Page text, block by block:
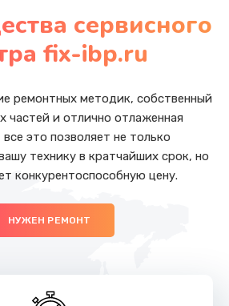
сервисного
fix-ibp.ru
ремонтных методик, собственный
частей и отлично отлаженная
это позволяет не только
технику в кратчайших срок, но
конкурентоспособную цену.
НУЖЕН РЕМОНТ